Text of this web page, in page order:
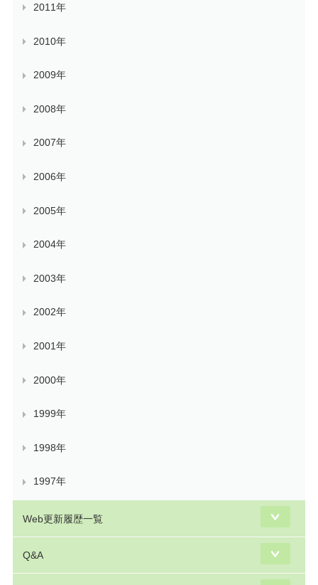
2011年
2010年
2009年
2008年
2007年
2006年
2005年
2004年
2003年
2002年
2001年
2000年
1999年
1998年
1997年
Web更新履歴一覧
Q&A